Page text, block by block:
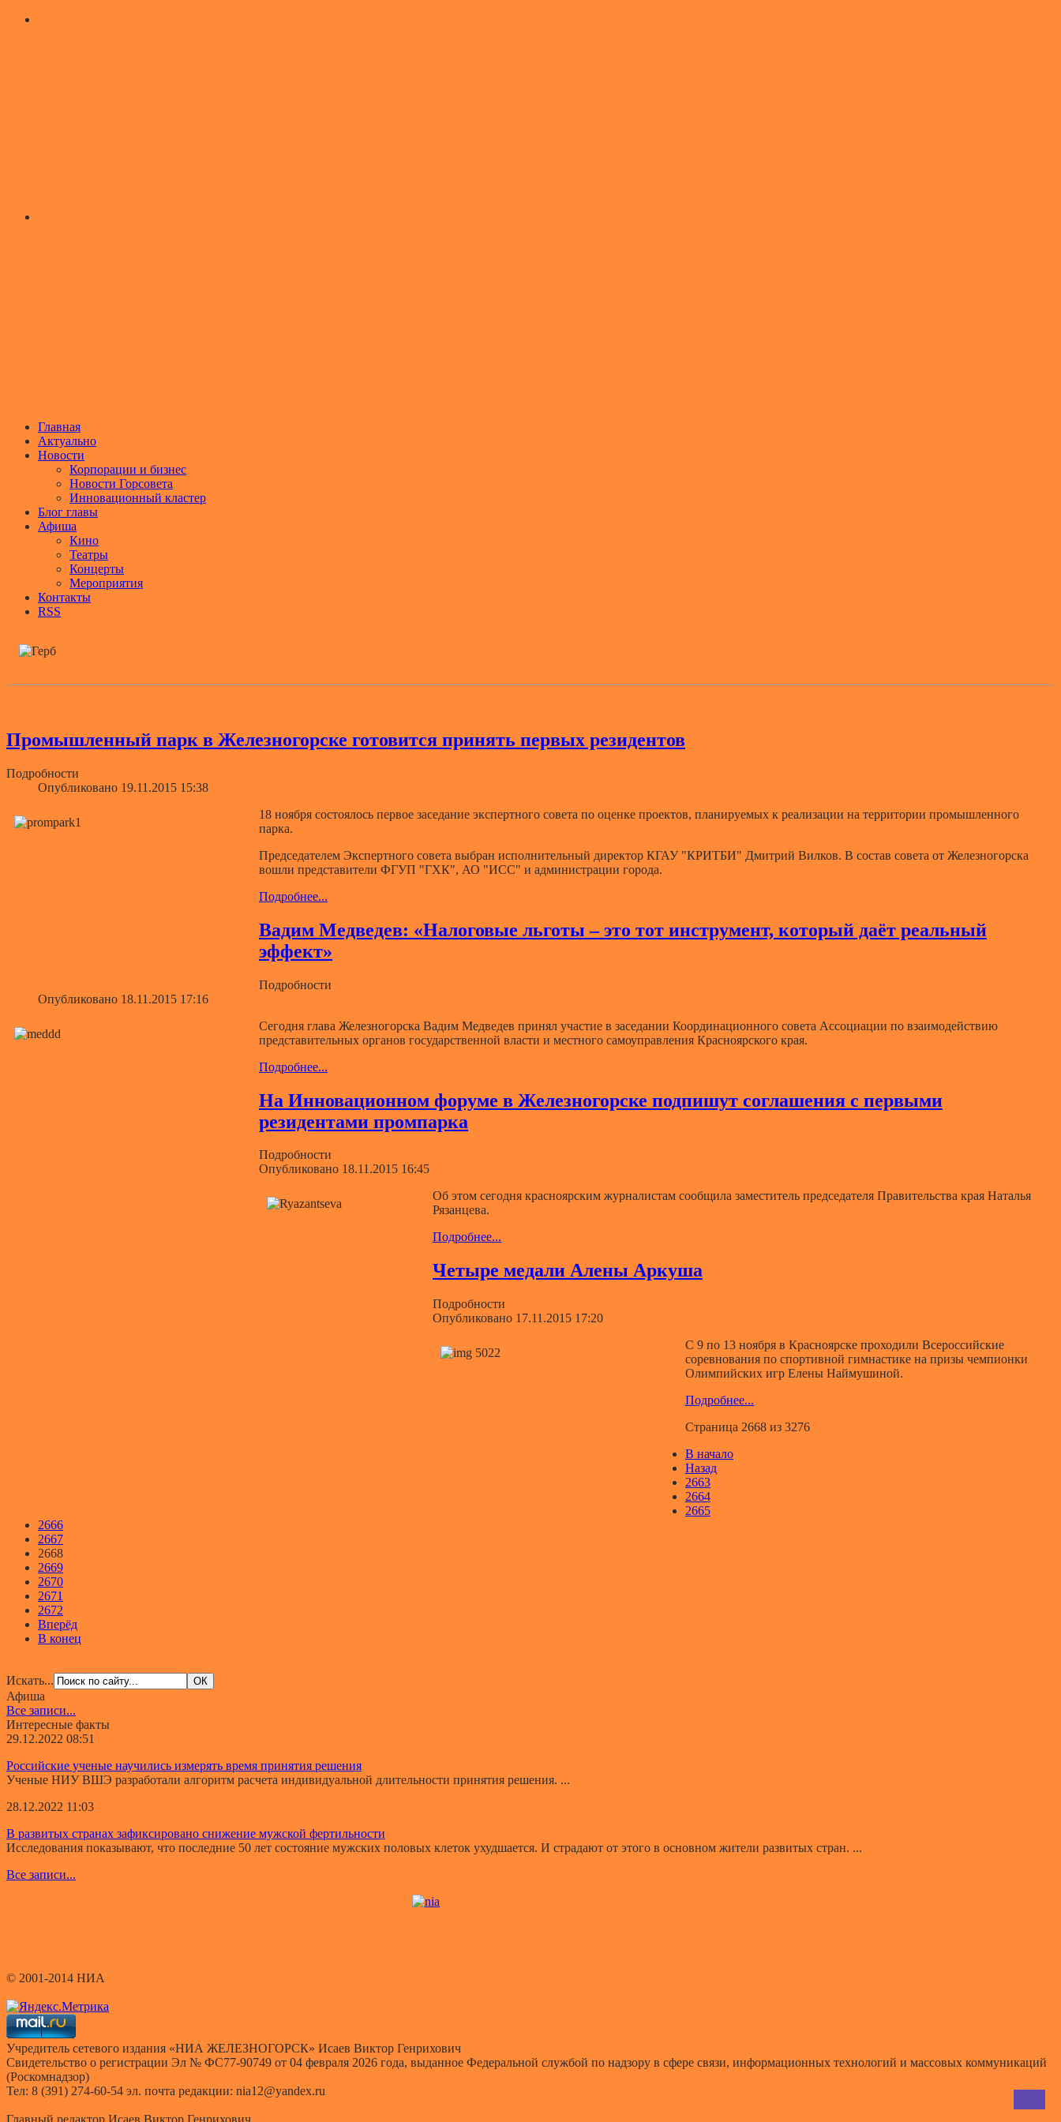
Главная
Актуально
Новости
Корпорации и бизнес
Новости Горсовета
Инновационный кластер
Блог главы
Афиша
Кино
Театры
Концерты
Мероприятия
Контакты
RSS
Промышленный парк в Железногорске готовится принять первых резидентов
Подробности
Опубликовано 19.11.2015 15:38
18 ноября состоялось первое заседание экспертного совета по оценке проектов, планируемых к реализации на территории промышленного
парка.
Председателем Экспертного совета выбран исполнительный директор КГАУ "КРИТБИ" Дмитрий Вилков. В состав совета от Железногорска
вошли представители ФГУП "ГХК", АО "ИСС" и администрации города.
Подробнее...
Вадим Медведев: «Налоговые льготы – это тот инструмент, который даёт реальный
эффект»
Подробности
Опубликовано 18.11.2015 17:16
Сегодня глава Железногорска Вадим Медведев принял участие в заседании Координационного совета Ассоциации по взаимодействию
представительных органов государственной власти и местного самоуправления Красноярского края.
Подробнее...
На Инновационном форуме в Железногорске подпишут соглашения с первыми
резидентами промпарка
Подробности
Опубликовано 18.11.2015 16:45
Об этом сегодня красноярским журналистам сообщила заместитель председателя Правительства края Наталья
Рязанцева.
Подробнее...
Четыре медали Алены Аркуша
Подробности
Опубликовано 17.11.2015 17:20
С 9 по 13 ноября в Красноярске проходили Всероссийские
соревнования по спортивной гимнастике на призы чемпионки
Олимпийских игр Елены Наймушиной.
Подробнее...
Страница 2668 из 3276
В начало
Назад
2663
2664
2665
2666
2667
2668
2669
2670
2671
2672
Вперёд
В конец
Искать...
Афиша
Все записи...
Интересные факты
29.12.2022 08:51
Российские ученые научились измерять время принятия решения
Ученые НИУ ВШЭ разработали алгоритм расчета индивидуальной длительности принятия решения. ...
28.12.2022 11:03
В развитых странах зафиксировано снижение мужской фертильности
Исследования показывают, что последние 50 лет состояние мужских половых клеток ухудшается. И страдают от этого в основном жители развитых стран. ...
Все записи...
© 2001-2014 НИА
Учредитель сетевого издания «НИА ЖЕЛЕЗНОГОРСК» Исаев Виктор Генрихович
Свидетельство о регистрации Эл № ФС77-90749 от 04 февраля 2026 года, выданное Федеральной службой по надзору в сфере связи, информационных технологий и массовых коммуникаций
(Роскомнадзор)
Тел: 8 (391) 274-60-54 эл. почта редакции: nia12@yandex.ru